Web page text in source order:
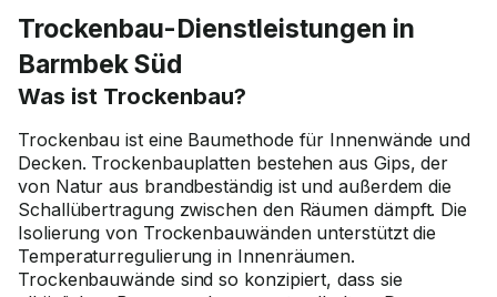
Trockenbau-Dienstleistungen in
Barmbek Süd
Was ist Trockenbau?
Trockenbau ist eine Baumethode für Innenwände und
Decken. Trockenbauplatten bestehen aus Gips, der
von Natur aus brandbeständig ist und außerdem die
Schallübertragung zwischen den Räumen dämpft. Die
Isolierung von Trockenbauwänden unterstützt die
Temperaturregulierung in Innenräumen.
Trockenbauwände sind so konzipiert, dass sie